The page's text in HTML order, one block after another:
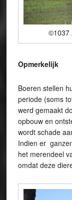
©1037
Opmerkelijk
Boeren stellen
periode (soms
werd gemaakt
opbouw en
wordt schade
Indien er
het merendeel
omdat deze